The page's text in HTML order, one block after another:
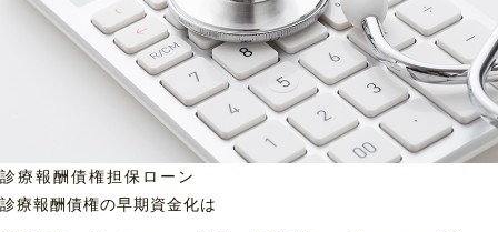
診療報酬債権担保ローン
診療報酬債権の早期資金化は